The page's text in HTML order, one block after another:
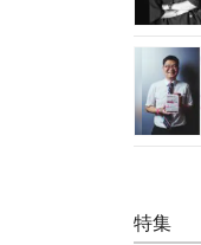
特集